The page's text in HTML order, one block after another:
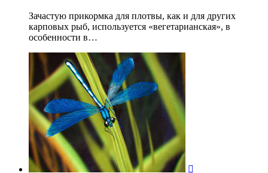
Зачастую прикормка для плотвы, как и для других
карповых рыб, используется «вегетарианская», в
особенности в…
